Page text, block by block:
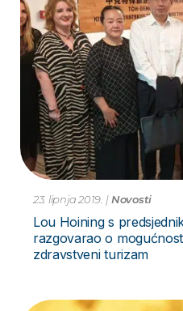
23. lipnja 2019. | Novosti
Lou Hoining s
razgovarao o
zdravstveni turizam